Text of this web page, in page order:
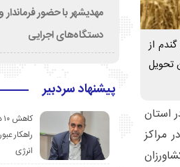
سمنان گفت: تاکنون بیش از ۱۳ هزار و ۹۰۰ تن گندم از
تحویل
استان
خردادماه در مراکز
تن گندم از کشاورزان
مهدیشهر با حضور فرماندار
دستگاه‌های اجرایی
پیشنهاد سردبیر
راهکار
انرژی